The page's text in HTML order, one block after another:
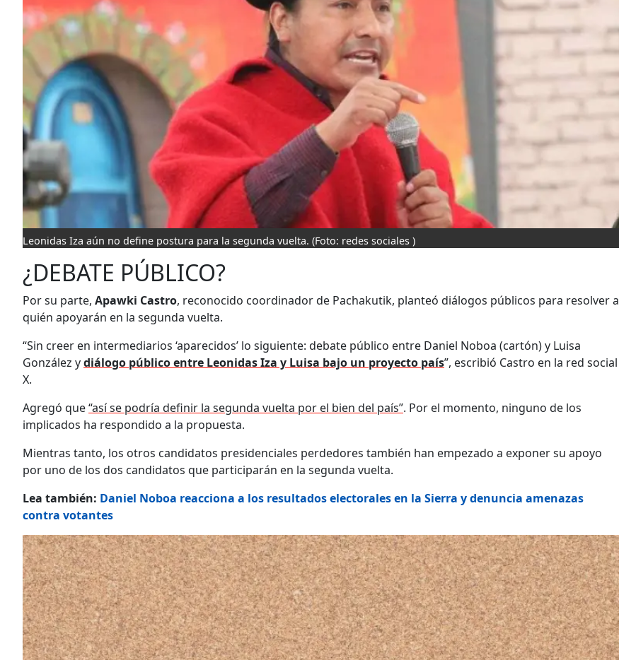
Leonidas Iza aún no define postura para la segunda vuelta. (Foto: redes sociales )
¿DEBATE PÚBLICO?
Por su parte, Apawki Castro, reconocido coordinador de Pachakutik, planteó diálogos públicos para resolver a
quién apoyarán en la segunda vuelta.
“Sin creer en intermediarios ‘aparecidos’ lo siguiente: debate público entre Daniel Noboa (cartón) y Luisa
González ydiálogo público entre Leonidas Iza y Luisa bajo un proyecto país”, escribió Castro en la red social
X.
Agregó que“así se podría definir la segunda vuelta por el bien del país”. Por el momento, ninguno de los
implicados ha respondido a la propuesta.
Mientras tanto, los otros candidatos presidenciales perdedores también han empezado a exponer su apoyo
por uno de los dos candidatos que participarán en la segunda vuelta.
Lea también: Daniel Noboa reacciona a los resultados electorales en la Sierra y denuncia amenazas
contra votantes